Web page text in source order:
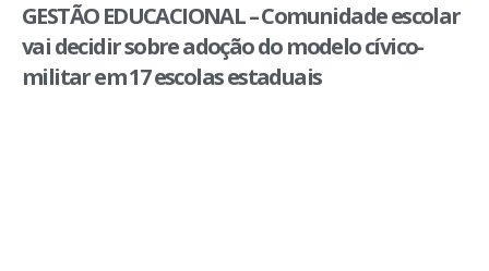
GESTÃO EDUCACIONAL – Comunidade escolar
vai decidir sobre adoção do modelo cívico-
militar em 17 escolas estaduais